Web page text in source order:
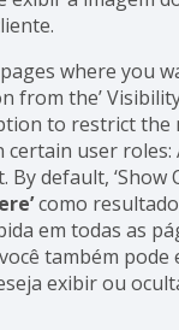
where you
from the’
to restrict the
certain user roles:
By default, ‘Show
como
em todas as
também pode
exibir ou